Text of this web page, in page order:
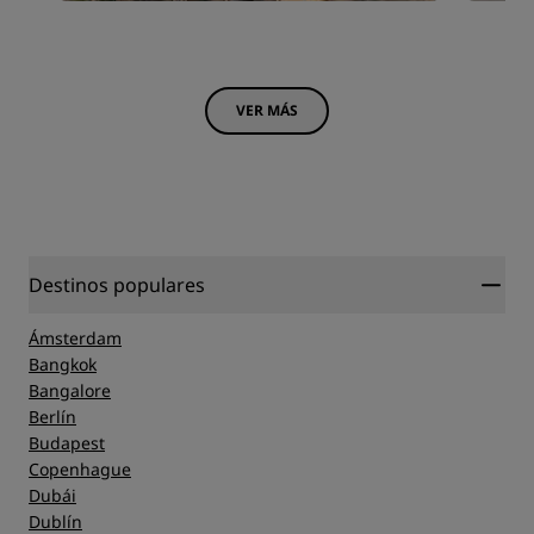
VER MÁS
Destinos populares
Ámsterdam
Bangkok
Bangalore
Berlín
Budapest
Copenhague
Dubái
Dublín